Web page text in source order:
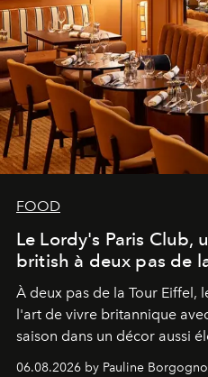
FOOD
Le Lordy's Paris Club,
british à deux pas de
À deux pas de la Tour Eiffel,
l'art de vivre britannique
saison dans un décor aussi
06.08.2026 by Pauline Borgogno